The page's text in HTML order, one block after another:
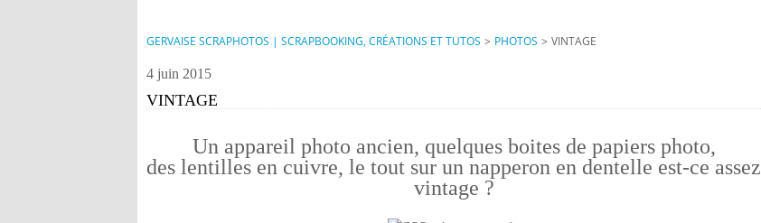
GERVAISE SCRAPHOTOS | SCRAPBOOKING, CRÉATIONS ET TUTOS > PHOTOS > VINTAGE
4 juin 2015
VINTAGE
Un appareil photo ancien, quelques boites de papiers photo,
des lentilles en cuivre, le tout sur un napperon en dentelle est-ce assez
vintage ?